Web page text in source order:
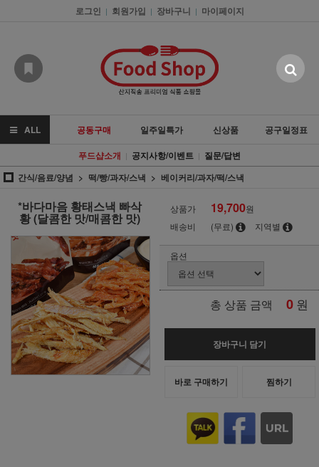
로그인 | 회원가입 | 장바구니 | 마이페이지
ALL 공동구매 일주일특가 신상품
공구일정표
푸드샵소개 | 공지사항/이벤트 | 질문/답변
간식/음료/양념
떡/빵/과자/스낵 베이커리/과자/떡/스낵
*바다마음 황태스낵 빠삭
황 (달콤한 맛/매콤한 맛)
상품가 19,700원
배송비
(무료) 지역별
옵션
총 상품 금액 0 원
장바구니 담기
바로 구매하기 찜하기